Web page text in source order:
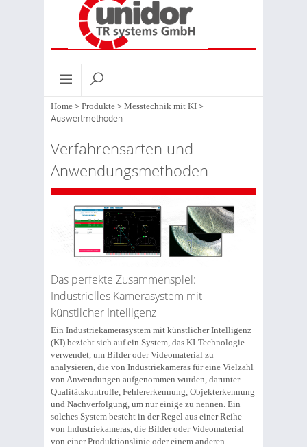
Home > Produkte > Messtechnik mit KI >
Auswertmethoden
Verfahrensarten und
Anwendungsmethoden
Das perfekte Zusammenspiel:
Industrielles Kamerasystem mit
künstlicher Intelligenz
Ein Industriekamerasystem mit künstlicher Intelligenz
(KI) bezieht sich auf ein System, das KI-Technologie
verwendet, um Bilder oder Videomaterial zu
analysieren, die von Industriekameras für eine Vielzahl
von Anwendungen aufgenommen wurden, darunter
Qualitätskontrolle, Fehlererkennung, Objekterkennung
und Nachverfolgung, um nur einige zu nennen. Ein
solches System besteht in der Regel aus einer Reihe
von Industriekameras, die Bilder oder Videomaterial
von einer Produktionslinie oder einem anderen